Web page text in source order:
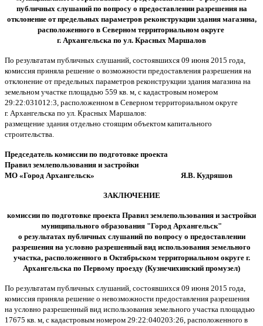
публичных слушаний по вопросу о предоставлении разрешения на
отклонение от предельных параметров реконструкции здания магазина,
расположенного в Северном территориальном округе
г. Архангельска по ул. Красных Маршалов
По результатам публичных слушаний, состоявшихся 09 июня 2015 года,
комиссия приняла решение о возможности предоставления разрешения на
отклонение от предельных параметров реконструкции здания магазина на
земельном участке площадью 559 кв. м, с кадастровым номером
29:22:031012:3, расположенном в Северном территориальном округе
г. Архангельска по ул. Красных Маршалов:
размещение здания отдельно стоящим объектом капитального
строительства.
Председатель комиссии по подготовке проекта
Правил землепользования и застройки
МО «Город Архангельск» Я.В. Кудряшов
ЗАКЛЮЧЕНИЕ
комиссии по подготовке проекта Правил землепользования и застройки
муниципального образования "Город Архангельск"
о результатах публичных слушаний по вопросу о предоставлении
разрешения на условно разрешенный вид использования земельного
участка, расположенного в Октябрьском территориальном округе г.
Архангельска по Первому проезду (Кузнечихинский промузел)
По результатам публичных слушаний, состоявшихся 09 июня 2015 года,
комиссия приняла решение о невозможности предоставления разрешения
на условно разрешенный вид использования земельного участка площадью
17675 кв. м, с кадастровым номером 29:22:040203:26, расположенного в